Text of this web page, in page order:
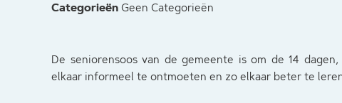
Categorieën Geen Categorieën
De seniorensoos van de gemeente is om de 14
elkaar informeel te ontmoeten en zo elkaar beter te